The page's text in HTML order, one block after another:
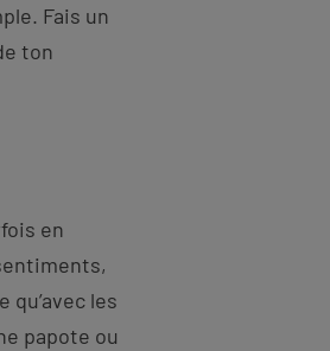
Fais un
ton
en
les
papote ou